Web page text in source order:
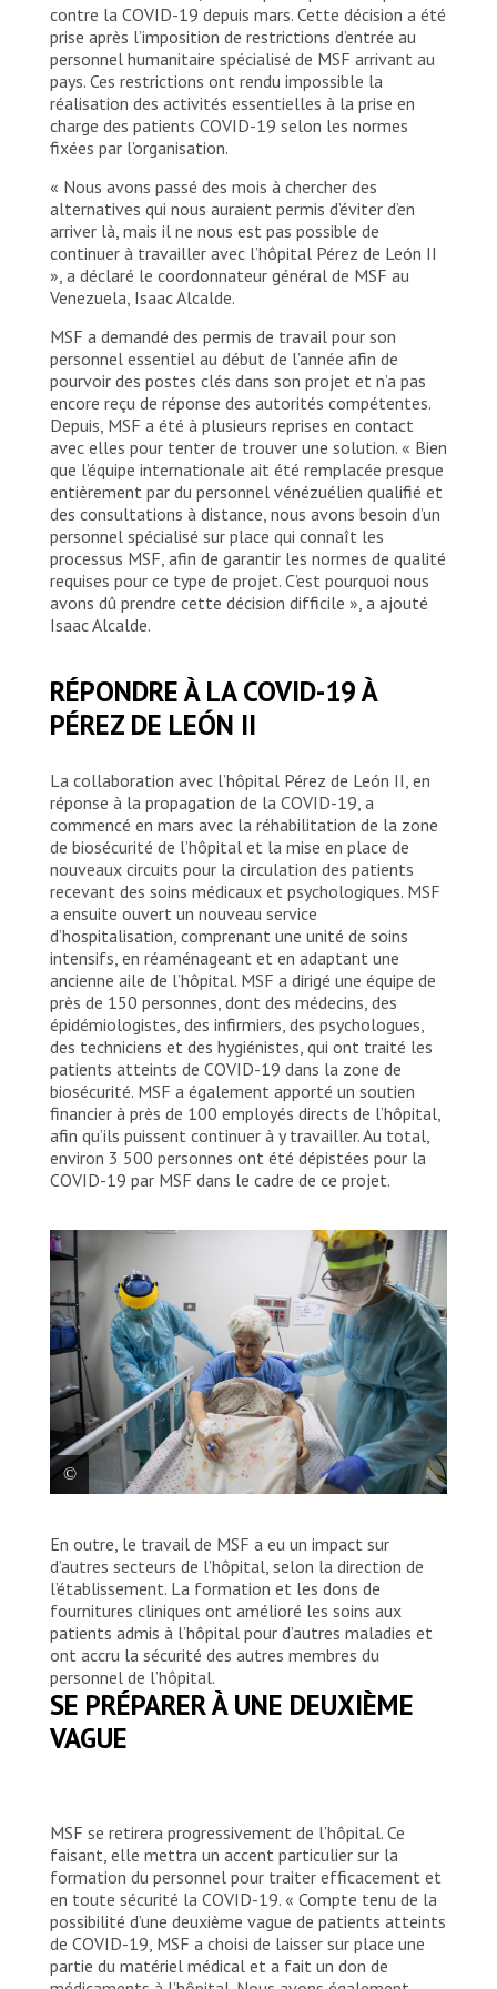
© Carlos Becerra/MSF
contre la COVID-19 depuis mars. Cette décision a été
prise après l’imposition de restrictions d’entrée au
personnel humanitaire spécialisé de MSF arrivant au
pays. Ces restrictions ont rendu impossible la
réalisation des activités essentielles à la prise en
charge des patients COVID-19 selon les normes
fixées par l’organisation.
« Nous avons passé des mois à chercher des
alternatives qui nous auraient permis d’éviter d’en
arriver là, mais il ne nous est pas possible de
continuer à travailler avec l’hôpital Pérez de León II
», a déclaré le coordonnateur général de MSF au
Venezuela, Isaac Alcalde.
MSF a demandé des permis de travail pour son
personnel essentiel au début de l’année afin de
pourvoir des postes clés dans son projet et n’a pas
encore reçu de réponse des autorités compétentes.
Depuis, MSF a été à plusieurs reprises en contact
avec elles pour tenter de trouver une solution. « Bien
que l’équipe internationale ait été remplacée presque
entièrement par du personnel vénézuélien qualifié et
des consultations à distance, nous avons besoin d’un
personnel spécialisé sur place qui connaît les
processus MSF, afin de garantir les normes de qualité
requises pour ce type de projet. C’est pourquoi nous
avons dû prendre cette décision difficile », a ajouté
Isaac Alcalde.
RÉPONDRE À LA COVID-19 À
PÉREZ DE LEÓN II
La collaboration avec l’hôpital Pérez de León II, en
réponse à la propagation de la COVID-19, a
commencé en mars avec la réhabilitation de la zone
de biosécurité de l’hôpital et la mise en place de
nouveaux circuits pour la circulation des patients
recevant des soins médicaux et psychologiques. MSF
a ensuite ouvert un nouveau service
d’hospitalisation, comprenant une unité de soins
intensifs, en réaménageant et en adaptant une
ancienne aile de l’hôpital. MSF a dirigé une équipe de
près de 150 personnes, dont des médecins, des
épidémiologistes, des infirmiers, des psychologues,
des techniciens et des hygiénistes, qui ont traité les
patients atteints de COVID-19 dans la zone de
biosécurité. MSF a également apporté un soutien
financier à près de 100 employés directs de l’hôpital,
afin qu’ils puissent continuer à y travailler. Au total,
environ 3 500 personnes ont été dépistées pour la
COVID-19 par MSF dans le cadre de ce projet.
Alba Ramos est traitée par le personnel
médical MSF à l’unité COVID-19 installée à
l’intérieur de l’unité de soins intensifs gérée
par MSF en collaboration avec l’hôpital
Pérez de León II à Caracas, Venezuela.
Carlos Becerra/MSF
En outre, le travail de MSF a eu un impact sur
d’autres secteurs de l’hôpital, selon la direction de
l’établissement. La formation et les dons de
fournitures cliniques ont amélioré les soins aux
patients admis à l’hôpital pour d’autres maladies et
ont accru la sécurité des autres membres du
personnel de l’hôpital.
SE PRÉPARER À UNE DEUXIÈME
VAGUE
MSF se retirera progressivement de l’hôpital. Ce
faisant, elle mettra un accent particulier sur la
formation du personnel pour traiter efficacement et
en toute sécurité la COVID-19. « Compte tenu de la
possibilité d’une deuxième vague de patients atteints
de COVID-19, MSF a choisi de laisser sur place une
partie du matériel médical et a fait un don de